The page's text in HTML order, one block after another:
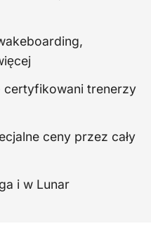
certyfikowani trenerzy
ceny przez cały
i w Lunar